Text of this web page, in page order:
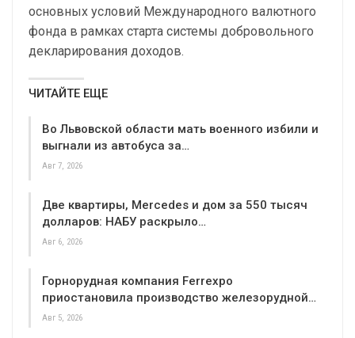
основных условий Международного валютного
фонда в рамках старта системы добровольного
декларирования доходов.
ЧИТАЙТЕ ЕЩЕ
Во Львовской области мать военного избили и
выгнали из автобуса за…
Авг 7, 2026
Две квартиры, Mercedes и дом за 550 тысяч
долларов: НАБУ раскрыло…
Авг 6, 2026
Горнорудная компания Ferrexpo
приостановила производство железорудной…
Авг 5, 2026